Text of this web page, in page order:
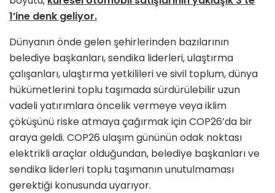
1’ine denk geliyor.
Dünyanın önde gelen şehirlerinden bazılarının
belediye başkanları, sendika liderleri, ulaştırma
çalışanları, ulaştırma yetkilileri ve sivil toplum, dünya
hükümetlerini toplu taşımada sürdürülebilir uzun
vadeli yatırımlara öncelik vermeye veya iklim
çöküşünü riske atmaya çağırmak için COP26’da bir
araya geldi. COP26 ulaşım gününün odak noktası
elektrikli araçlar olduğundan, belediye başkanları ve
sendika liderleri toplu taşımanın unutulmaması
gerektiği konusunda uyarıyor.